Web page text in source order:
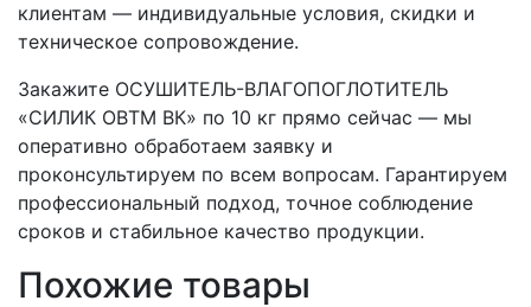
клиентам — индивидуальные условия, скидки и
техническое сопровождение.
Закажите ОСУШИТЕЛЬ-ВЛАГОПОГЛОТИТЕЛЬ
«СИЛИК ОВТМ ВК» по 10 кг прямо сейчас — мы
оперативно обработаем заявку и
проконсультируем по всем вопросам. Гарантируем
профессиональный подход, точное соблюдение
сроков и стабильное качество продукции.
Похожие товары